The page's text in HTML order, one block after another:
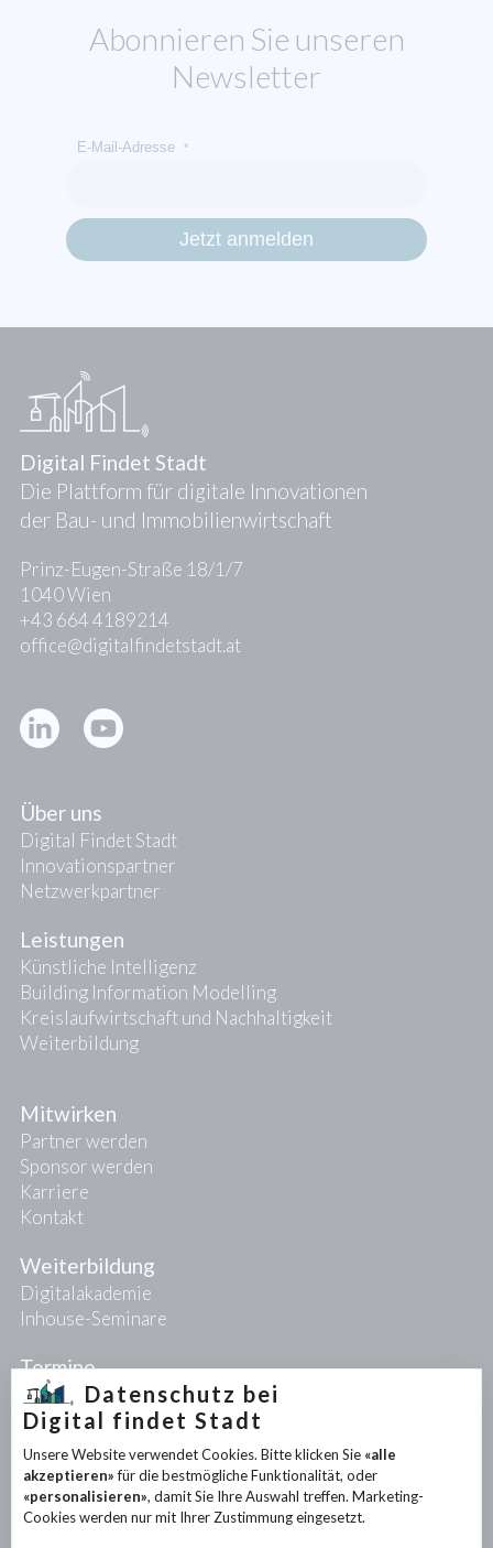
Abonnieren Sie unseren
Newsletter
E-Mail-Adresse *
Digital Findet Stadt
Die Plattform für digitale Innovationen
der Bau- und Immobilienwirtschaft
Prinz-Eugen-Straße 18/1/7
1040 Wien
+43 664 4189214
office@digitalfindetstadt.at
Über uns
Digital Findet Stadt
Innovationspartner
Netzwerkpartner
Leistungen
Künstliche Intelligenz
Building Information Modelling
Kreislaufwirtschaft und Nachhaltigkeit
Weiterbildung
Mitwirken
Partner werden
Sponsor werden
Karriere
Kontakt
Weiterbildung
Digitalakademie
Inhouse-Seminare
Termine
Projekte
PIONEER-Projekte
Forschungsprojekte
Partnerprojekte
Datenschutz bei
Digital findet Stadt
Unsere Website verwendet Cookies. Bitte klicken Sie «alle
akzeptieren»für die bestmögliche Funktionalität, oder
«personalisieren», damit Sie Ihre Auswahl treffen. Marketing-
Cookies werden nur mit Ihrer Zustimmung eingesetzt.